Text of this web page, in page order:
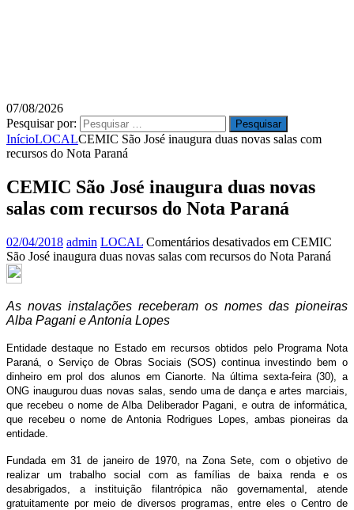
07/08/2026
Pesquisar por:
InícioLOCALCEMIC São José inaugura duas novas salas com
recursos do Nota Paraná
CEMIC São José inaugura duas novas
salas com recursos do Nota Paraná
02/04/2018 admin LOCAL Comentários desativados em CEMIC
São José inaugura duas novas salas com recursos do Nota Paraná
As novas instalações receberam os nomes das pioneiras
Alba Pagani e Antonia Lopes
Entidade destaque no Estado em recursos obtidos pelo Programa Nota
Paraná, o Serviço de Obras Sociais (SOS) continua investindo bem o
dinheiro em prol dos alunos em Cianorte. Na última sexta-feira (30), a
ONG inaugurou duas novas salas, sendo uma de dança e artes marciais,
que recebeu o nome de Alba Deliberador Pagani, e outra de informática,
que recebeu o nome de Antonia Rodrigues Lopes, ambas pioneiras da
entidade.
Fundada em 31 de janeiro de 1970, na Zona Sete, com o objetivo de
realizar um trabalho social com as famílias de baixa renda e os
desabrigados, a instituição filantrópica não governamental, atende
gratuitamente por meio de diversos programas, entre eles o Centro de